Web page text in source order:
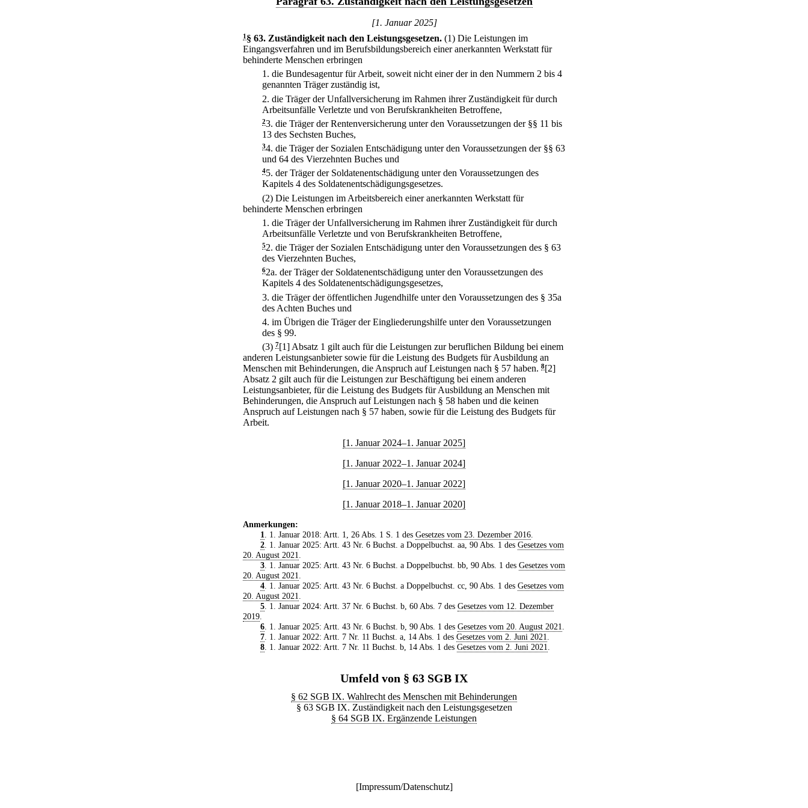
[1. Januar 2025]
1 § 63. Zuständigkeit nach den Leistungsgesetzen. (1) Die Leistungen im
Eingangsverfahren und im Berufsbildungsbereich einer anerkannten Werkstatt für
behinderte Menschen erbringen
1. die Bundesagentur für Arbeit, soweit nicht einer der in den Nummern 2 bis 4
genannten Träger zuständig ist,
2. die Träger der Unfallversicherung im Rahmen ihrer Zuständigkeit für durch
Arbeitsunfälle Verletzte und von Berufskrankheiten Betroffene,
23. die Träger der Rentenversicherung unter den Voraussetzungen der §§ 11 bis
13 des Sechsten Buches,
34. die Träger der Sozialen Entschädigung unter den Voraussetzungen der §§ 63
und 64 des Vierzehnten Buches und
45. der Träger der Soldatenentschädigung unter den Voraussetzungen des
Kapitels 4 des Soldatenentschädigungsgesetzes.
(2) Die Leistungen im Arbeitsbereich einer anerkannten Werkstatt für
behinderte Menschen erbringen
1. die Träger der Unfallversicherung im Rahmen ihrer Zuständigkeit für durch
Arbeitsunfälle Verletzte und von Berufskrankheiten Betroffene,
52. die Träger der Sozialen Entschädigung unter den Voraussetzungen des § 63
des Vierzehnten Buches,
62a. der Träger der Soldatenentschädigung unter den Voraussetzungen des
Kapitels 4 des Soldatenentschädigungsgesetzes,
3. die Träger der öffentlichen Jugendhilfe unter den Voraussetzungen des § 35a
des Achten Buches und
4. im Übrigen die Träger der Eingliederungshilfe unter den Voraussetzungen
des § 99.
(3) 7[1] Absatz 1 gilt auch für die Leistungen zur beruflichen Bildung bei einem
anderen Leistungsanbieter sowie für die Leistung des Budgets für Ausbildung an
Menschen mit Behinderungen, die Anspruch auf Leistungen nach § 57 haben. 8[2]
Absatz 2 gilt auch für die Leistungen zur Beschäftigung bei einem anderen
Leistungsanbieter, für die Leistung des Budgets für Ausbildung an Menschen mit
Behinderungen, die Anspruch auf Leistungen nach § 58 haben und die keinen
Anspruch auf Leistungen nach § 57 haben, sowie für die Leistung des Budgets für
Arbeit.
[1. Januar 2024–1. Januar 2025]
[1. Januar 2022–1. Januar 2024]
[1. Januar 2020–1. Januar 2022]
[1. Januar 2018–1. Januar 2020]
Anmerkungen:
1
. 1. Januar 2018: Artt. 1, 26 Abs. 1 S. 1 des Gesetzes vom 23. Dezember 2016.
2. 1. Januar 2025: Artt. 43 Nr. 6 Buchst. a Doppelbuchst. aa, 90 Abs. 1 des Gesetzes vom
20. August 2021
3. 1. Januar 2025: Artt. 43 Nr. 6 Buchst. a Doppelbuchst. bb, 90 Abs. 1 des Gesetzes vom
20. August 2021
4. 1. Januar 2025: Artt. 43 Nr. 6 Buchst. a Doppelbuchst. cc, 90 Abs. 1 des Gesetzes vom
20. August 2021
5. 1. Januar 2024: Artt. 37 Nr. 6 Buchst. b, 60 Abs. 7 des Gesetzes vom 12. Dezember
2019
6. 1. Januar 2025: Artt. 43 Nr. 6 Buchst. b, 90 Abs. 1 des Gesetzes vom 20. August 2021
7. 1. Januar 2022: Artt. 7 Nr. 11 Buchst. a, 14 Abs. 1 des Gesetzes vom 2. Juni 2021
8. 1. Januar 2022: Artt. 7 Nr. 11 Buchst. b, 14 Abs. 1 des Gesetzes vom 2. Juni 2021
Umfeld von § 63 SGB IX
§ 62 SGB IX. Wahlrecht des Menschen mit Behinderungen
§ 63 SGB IX. Zuständigkeit nach den Leistungsgesetzen
§ 64 SGB IX. Ergänzende Leistungen
[Impressum/Datenschutz]